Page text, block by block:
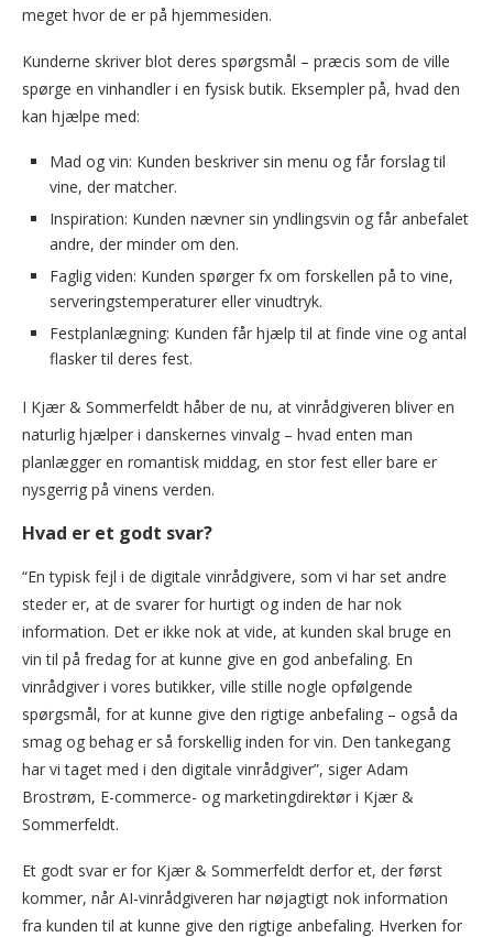
meget hvor de er på hjemmesiden.
Kunderne skriver blot deres spørgsmål – præcis som de ville
spørge en vinhandler i en fysisk butik. Eksempler på, hvad den
kan hjælpe med:
Mad og vin: Kunden beskriver sin menu og får forslag til
vine, der matcher.
Inspiration: Kunden nævner sin yndlingsvin og får anbefalet
andre, der minder om den.
Faglig viden: Kunden spørger fx om forskellen på to vine,
serveringstemperaturer eller vinudtryk.
Festplanlægning: Kunden får hjælp til at finde vine og antal
flasker til deres fest.
I Kjær & Sommerfeldt håber de nu, at vinrådgiveren bliver en
naturlig hjælper i danskernes vinvalg – hvad enten man
planlægger en romantisk middag, en stor fest eller bare er
nysgerrig på vinens verden.
Hvad er et godt svar?
“En typisk fejl i de digitale vinrådgivere, som vi har set andre
steder er, at de svarer for hurtigt og inden de har nok
information. Det er ikke nok at vide, at kunden skal bruge en
vin til på fredag for at kunne give en god anbefaling. En
vinrådgiver i vores butikker, ville stille nogle opfølgende
spørgsmål, for at kunne give den rigtige anbefaling – også da
smag og behag er så forskellig inden for vin. Den tankegang
har vi taget med i den digitale vinrådgiver”, siger Adam
Brostrøm, E-commerce- og marketingdirektør i Kjær &
Sommerfeldt.
Et godt svar er for Kjær & Sommerfeldt derfor et, der først
kommer, når AI-vinrådgiveren har nøjagtigt nok information
fra kunden til at kunne give den rigtige anbefaling. Hverken for